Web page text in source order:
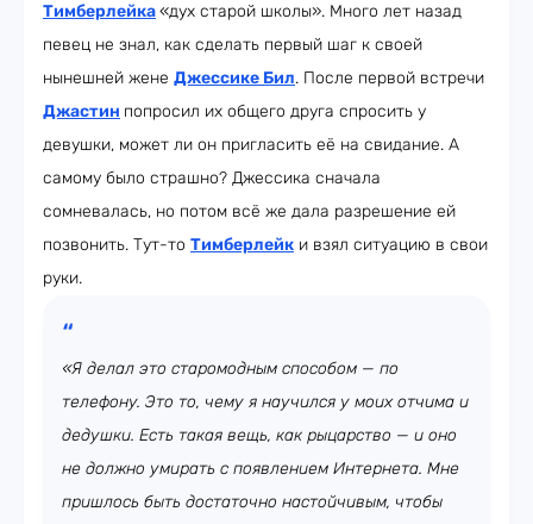
Тимберлейка«дух старой школы». Много лет назад
певец не знал, как сделать первый шаг к своей
нынешней жене Джессике Бил. После первой встречи
Джастин попросил их общего друга спросить у
девушки, может ли он пригласить её на свидание. А
самому было страшно? Джессика сначала
сомневалась, но потом всё же дала разрешение ей
позвонить. Тут-то Тимберлейк и взял ситуацию в свои
руки.
«Я делал это старомодным способом — по
телефону. Это то, чему я научился у моих отчима и
дедушки. Есть такая вещь, как рыцарство — и оно
не должно умирать с появлением Интернета. Мне
пришлось быть достаточно настойчивым, чтобы